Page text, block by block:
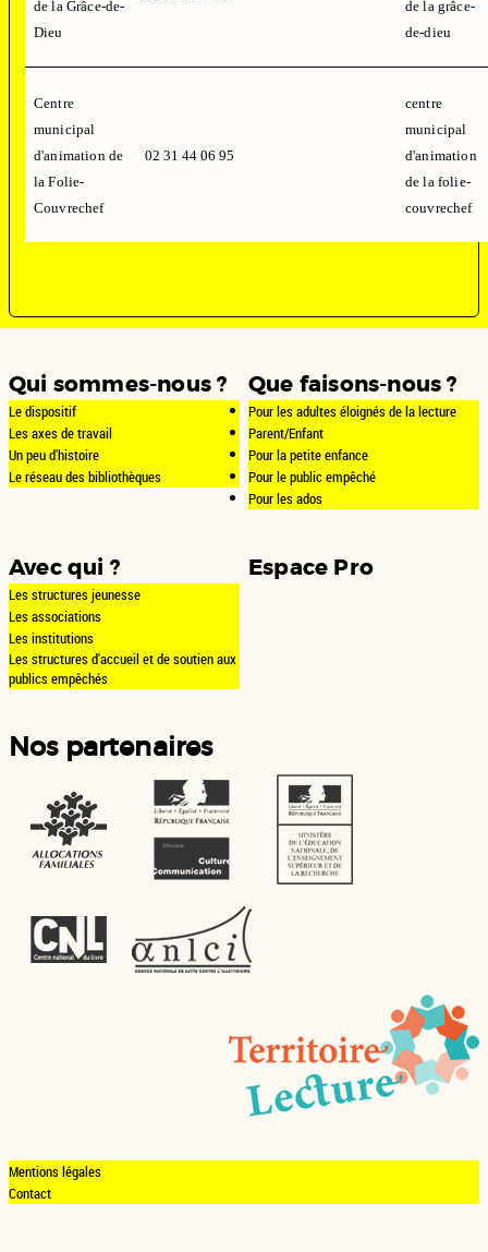
de la Grâce-de-
Dieu
de la grâce-
de-dieu
Centre
municipal
d'animation de
la Folie-
Couvrechef
02 31 44 06 95
centre
municipal
d'animation
de la folie-
couvrechef
Qui sommes-nous ?
Le dispositif
Les axes de travail
Un peu d'histoire
Le réseau des bibliothèques
Que faisons-nous ?
Pour les adultes éloignés de la lecture
Parent/Enfant
Pour la petite enfance
Pour le public empêché
Pour les ados
Avec qui ?
Les structures jeunesse
Les associations
Les institutions
Les structures d'accueil et de soutien aux
publics empêchés
Espace Pro
Nos partenaires
Mentions légales
Contact